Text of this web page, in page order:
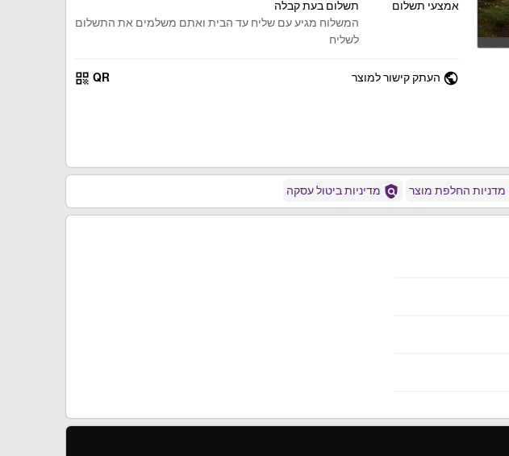
אמצעי תשלום
תשלום בעת קבלה
המשלוח מגיע עם שליח עד הבית ואתם משלמים את התשלום
לשליח
public העתק קישור למוצר QR
qr_code
מדניות החלפת מוצר policy מדיניות ביטול עסקה